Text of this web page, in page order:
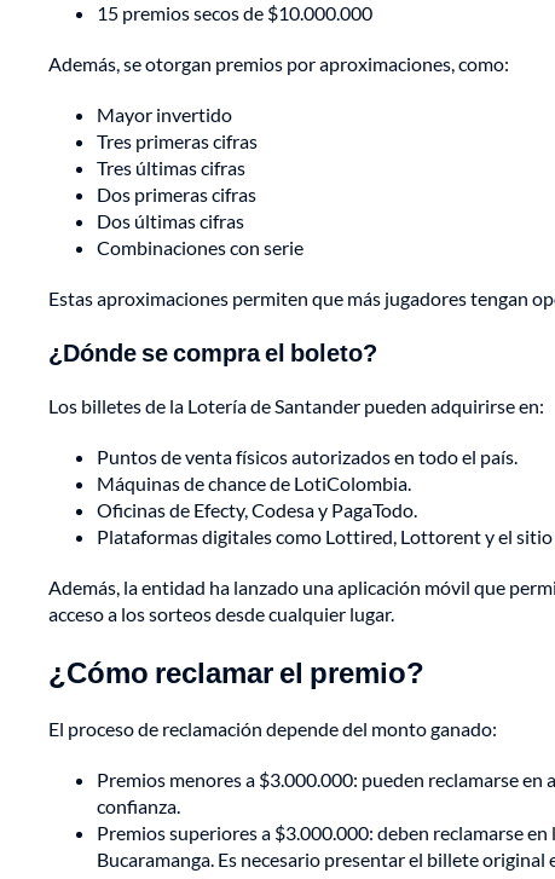
15 premios secos de $10.000.000
Además, se otorgan premios por aproximaciones, como:
Mayor invertido
Tres primeras cifras
Tres últimas cifras
Dos primeras cifras
Dos últimas cifras
Combinaciones con serie
Estas aproximaciones permiten que más jugadores tengan
¿Dónde se compra el boleto?
Los billetes de la Lotería de Santander pueden adquirirse en:
Puntos de venta físicos autorizados en todo el país.
Máquinas de chance de LotiColombia.
Oficinas de Efecty, Codesa y PagaTodo.
Plataformas digitales como Lottired, Lottorent y el
Además, la entidad ha lanzado una aplicación móvil que
acceso a los sorteos desde cualquier lugar.
¿Cómo reclamar el premio?
El proceso de reclamación depende del monto ganado:
Premios menores a $3.000.000: pueden reclamarse
confianza.
Premios superiores a $3.000.000: deben reclamarse
Bucaramanga. Es necesario presentar el billete